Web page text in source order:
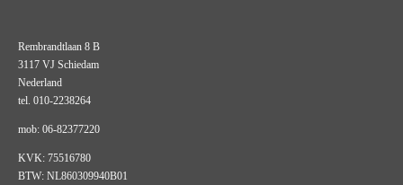
Rembrandtlaan 8 B
3117 VJ Schiedam
Nederland
tel. 010-2238264
mob: 06-82377220
KVK: 75516780
BTW: NL860309940B01